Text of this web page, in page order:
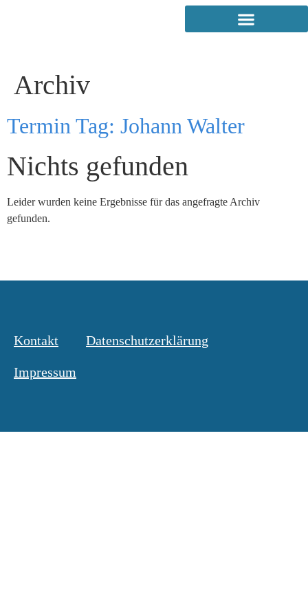
Archiv
Termin Tag: Johann Walter
Nichts gefunden
Leider wurden keine Ergebnisse für das angefragte Archiv
gefunden.
Kontakt Datenschutzerklärung
Impressum